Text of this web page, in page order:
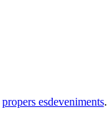
propers esdeveniments.